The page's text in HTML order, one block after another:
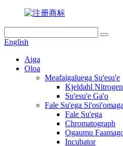
English
Aiga
Oloa
Meafaigaluega Su'esu'e
Kjeldahl
Su'esu'e Ga'o
Fale Su'ega
Fale Su'ega
Chromatograph
Ogaumu
Incubator